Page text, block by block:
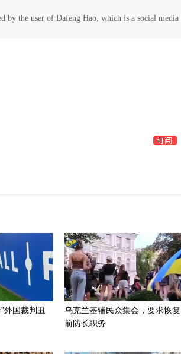
by the user of Dafeng Hao, which is a social media
外国裁判丑
乌克兰基辅民众集会，要求恢复
前防长职务